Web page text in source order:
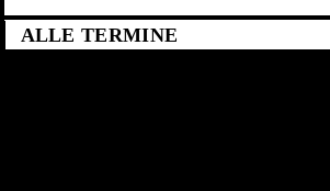
ALLE TERMINE